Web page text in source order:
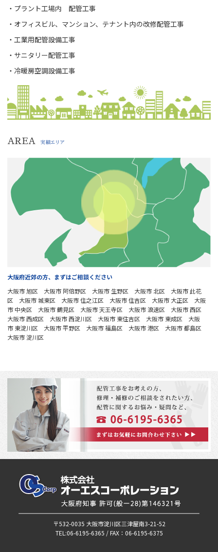
・プラント工場内 配管工事
・オフィスビル、マンション、テナント内の改修配管工事
・工業用配管設備工事
・サニタリー配管工事
・冷暖房空調設備工事
AREA 実績エリア
大阪府近郊の方、まずはご相談ください
大阪市 旭区 大阪市 阿倍野区 大阪市 生野区 大阪市 北区 大阪市 此花
区 大阪市 城東区 大阪市 住之江区 大阪市 住吉区 大阪市 大正区 大阪
市 中央区 大阪市 鶴見区 大阪市 天王寺区 大阪市 浪速区 大阪市 西区
大阪市 西成区 大阪市 西淀川区 大阪市 東住吉区 大阪市 東成区 大阪
市 東淀川区 大阪市 平野区 大阪市 福島区 大阪市 港区 大阪市 都島区
大阪市 淀川区
〒532-0035 大阪市淀川区三津屋南3-21-52
TEL:06-6195-6365 / FAX：06-6195-6375